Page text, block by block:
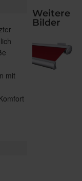
mit
Weitere
Bilder